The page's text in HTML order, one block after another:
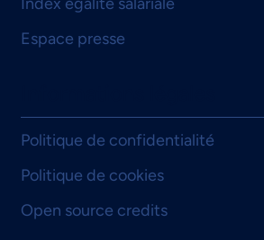
Espace presse
Politique de confidentialité
Politique de cookies
Open source credits